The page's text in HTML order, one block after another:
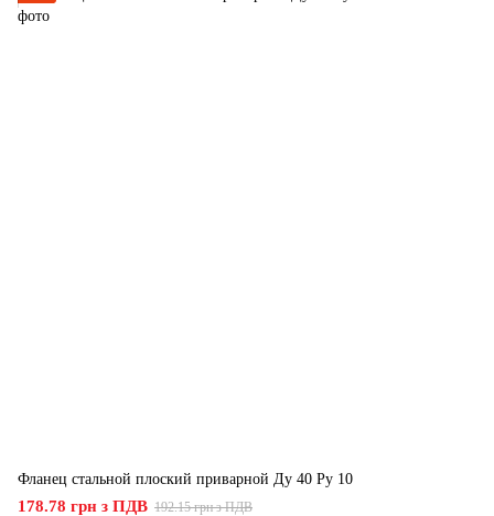
Фланец стальной плоский приварной Ду 40 Ру 10
178.78 грн з ПДВ 192.15 грн з ПДВ